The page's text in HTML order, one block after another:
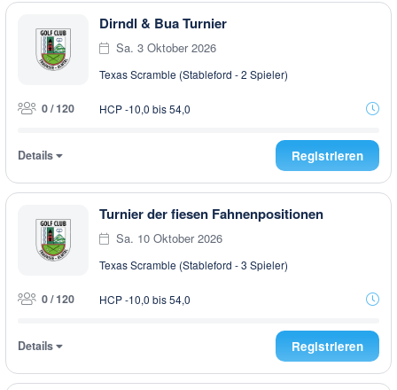
Dirndl & Bua Turnier
Sa. 3 Oktober 2026
Texas Scramble (Stableford - 2 Spieler)
0 / 120 HCP -10,0 bis 54,0
Details Registrieren
Turnier der fiesen Fahnenpositionen
Sa. 10 Oktober 2026
Texas Scramble (Stableford - 3 Spieler)
0 / 120 HCP -10,0 bis 54,0
Details Registrieren